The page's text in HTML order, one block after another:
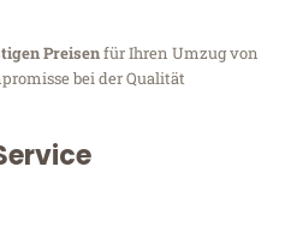
Preisenfür Ihren Umzug von
bei der Qualität